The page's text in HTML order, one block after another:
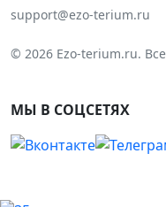
support@ezo-terium.ru
© 2026 Ezo-terium.ru.
МЫ В СОЦСЕТЯХ